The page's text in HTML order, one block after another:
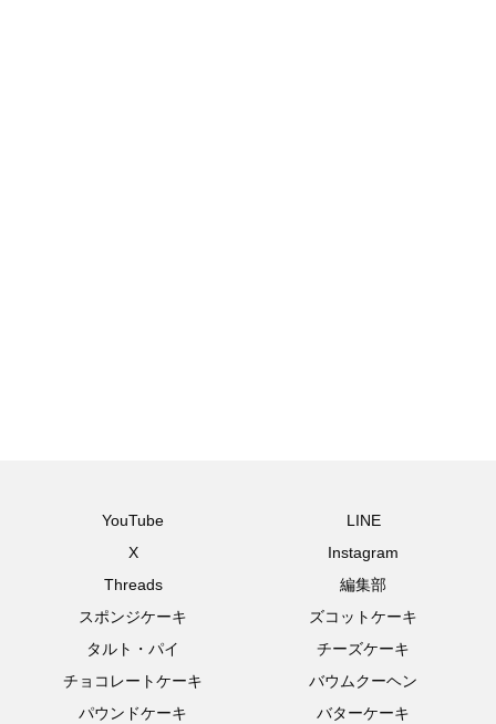
YouTube
LINE
X
Instagram
Threads
編集部
スポンジケーキ
ズコットケーキ
タルト・パイ
チーズケーキ
チョコレートケーキ
バウムクーヘン
パウンドケーキ
バターケーキ